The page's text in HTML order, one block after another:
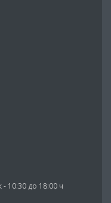
10:30 до 18:00 ч